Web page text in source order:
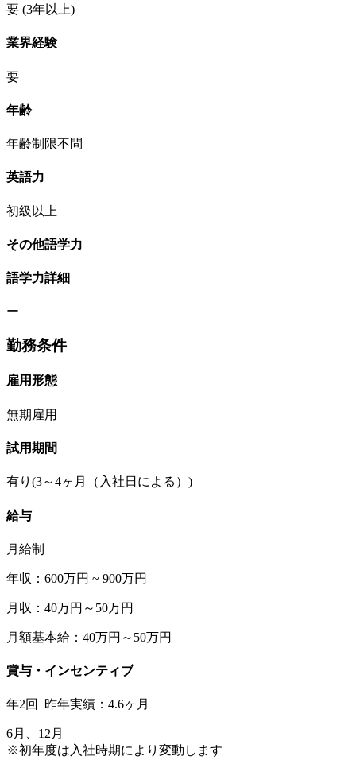
要 (3年以上)
業界経験
要
年齢
年齢制限不問
英語力
初級以上
その他語学力
語学力詳細
ー
勤務条件
雇用形態
無期雇用
試用期間
有り(3～4ヶ月（入社日による）)
給与
月給制
年収：600万円 ~ 900万円
月収：40万円～50万円
月額基本給：40万円～50万円
賞与・インセンティブ
年2回 昨年実績：4.6ヶ月
6月、12月
※初年度は入社時期により変動します